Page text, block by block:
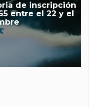
de inscripción
entre el 22 y el